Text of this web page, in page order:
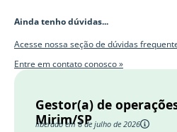
Ainda tenho dúvidas...
Acesse nossa seção de dúvidas
Entre em contato conosco »
Gestor(a) de
Mirim/SP
liberado em 8 de julho de 2026